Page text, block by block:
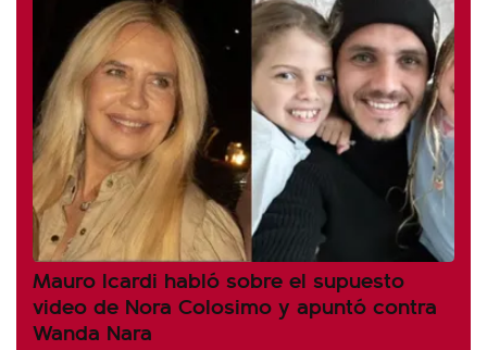
Mauro Icardi habló sobre el supuesto
video de Nora Colosimo y apuntó contra
Wanda Nara